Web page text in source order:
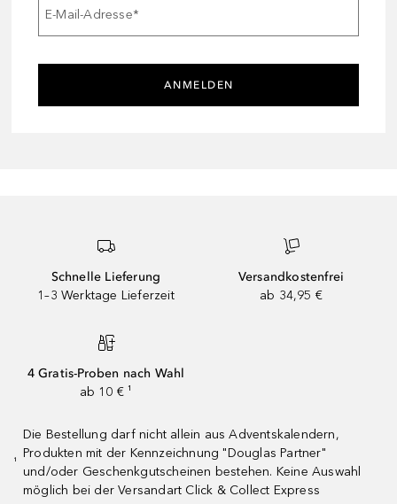
E-Mail-Adresse*
ANMELDEN
Schnelle Lieferung
1–3 Werktage Lieferzeit
Versandkostenfrei
ab 34,95 €
4 Gratis-Proben nach Wahl
ab 10 € ¹
¹
Die Bestellung darf nicht allein aus Adventskalendern,
Produkten mit der Kennzeichnung "Douglas Partner"
und/oder Geschenkgutscheinen bestehen. Keine Auswahl
möglich bei der Versandart Click & Collect Express